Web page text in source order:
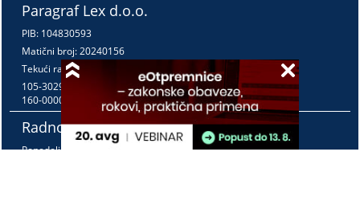
Paragraf Lex d.o.o.
PIB: 104830593
Matični broj: 20240156
Tekući račun:
105-3029346-18
160-0000000380290-23
Radno vreme:
Ponedeljak - petak